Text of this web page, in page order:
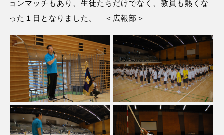
ョンマッチもあり、生徒たちだけでなく、教員も熱くな
った１日となりました。 ＜広報部＞